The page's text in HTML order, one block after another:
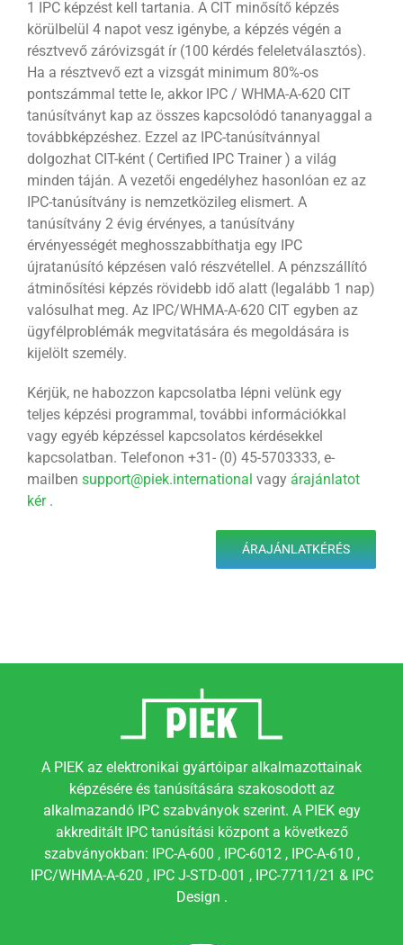
1 IPC képzést kell tartania. A CIT minősítő képzés
körülbelül 4 napot vesz igénybe, a képzés végén a
résztvevő záróvizsgát ír (100 kérdés feleletválasztós).
Ha a résztvevő ezt a vizsgát minimum 80%-os
pontszámmal tette le, akkor IPC / WHMA-A-620 CIT
tanúsítványt kap az összes kapcsolódó tananyaggal a
továbbképzéshez. Ezzel az IPC-tanúsítvánnyal
dolgozhat CIT-ként ( Certified IPC Trainer ) a világ
minden táján. A vezetői engedélyhez hasonlóan ez az
IPC-tanúsítvány is nemzetközileg elismert. A
tanúsítvány 2 évig érvényes, a tanúsítvány
érvényességét meghosszabbíthatja egy IPC
újratanúsító képzésen való részvétellel. A pénzszállító
átminősítési képzés rövidebb idő alatt (legalább 1 nap)
valósulhat meg. Az IPC/WHMA-A-620 CIT egyben az
ügyfélproblémák megvitatására és megoldására is
kijelölt személy.
Kérjük, ne habozzon kapcsolatba lépni velünk egy
teljes képzési programmal, további információkkal
vagy egyéb képzéssel kapcsolatos kérdésekkel
kapcsolatban. Telefonon +31- (0) 45-5703333, e-
mailben support@piek.international vagyárajánlatot
kér.
ÁRAJÁNLATKÉRÉS
A PIEK az elektronikai gyártóipar alkalmazottainak
képzésére és tanúsítására szakosodott az
alkalmazandó IPC szabványok szerint. A PIEK egy
akkreditált IPC tanúsítási központ a következő
szabványokban: IPC-A-600 , IPC-6012 , IPC-A-610 ,
IPC/WHMA-A-620 , IPC J-STD-001 , IPC-7711/21 & IPC
Design .